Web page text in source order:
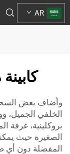
AR
وأضاف بعض السحر
الخلفي الجميل،
بروكلينية، غرفة
الصغيرة حيث
المفضلة دون أي